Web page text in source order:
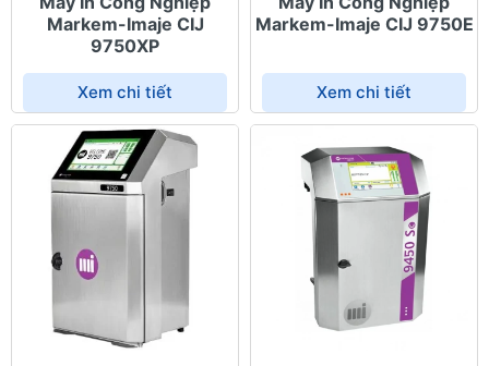
Markem-Imaje CIJ
9750XP
Xem chi tiết
Markem-Imaje CIJ 9750E
Xem chi tiết